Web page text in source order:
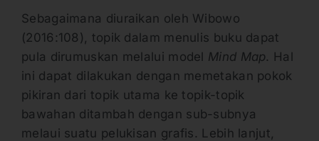
Sebagaimana diuraikan oleh Wibowo
(2016:108), topik dalam menulis buku dapat
pula dirumuskan melalui model Mind Map. Hal
ini dapat dilakukan dengan memetakan pokok
pikiran dari topik utama ke topik-topik
bawahan ditambah dengan sub-subnya
melaui suatu pelukisan grafis. Lebih lanjut,